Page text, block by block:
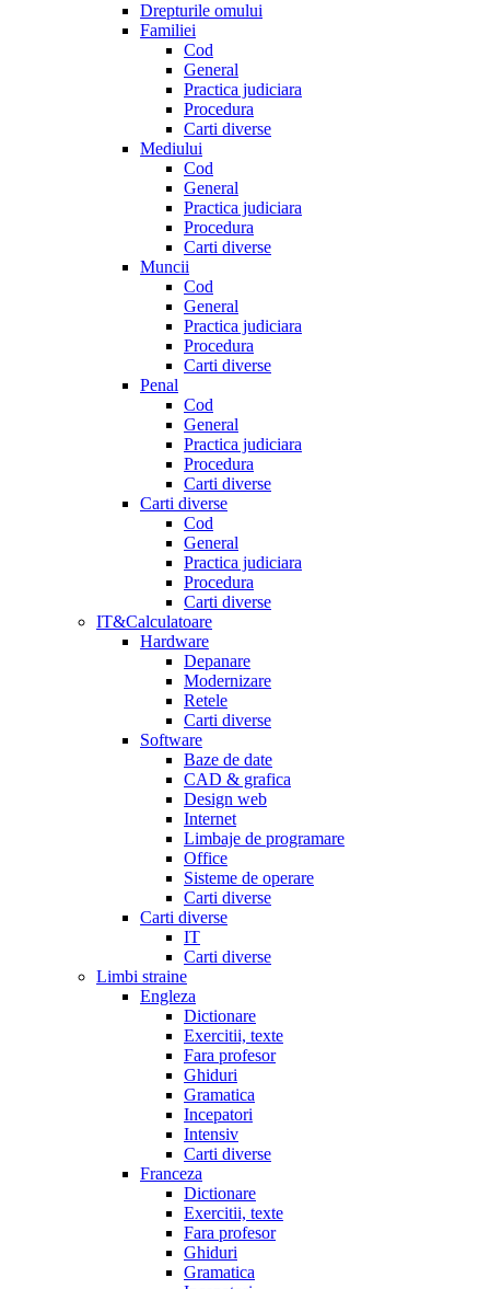
Drepturile omului
Familiei
Cod
General
Practica judiciara
Procedura
Carti diverse
Mediului
Cod
General
Practica judiciara
Procedura
Carti diverse
Muncii
Cod
General
Practica judiciara
Procedura
Carti diverse
Penal
Cod
General
Practica judiciara
Procedura
Carti diverse
Carti diverse
Cod
General
Practica judiciara
Procedura
Carti diverse
IT&Calculatoare
Hardware
Depanare
Modernizare
Retele
Carti diverse
Software
Baze de date
CAD & grafica
Design web
Internet
Limbaje de programare
Office
Sisteme de operare
Carti diverse
Carti diverse
IT
Carti diverse
Limbi straine
Engleza
Dictionare
Exercitii, texte
Fara profesor
Ghiduri
Gramatica
Incepatori
Intensiv
Carti diverse
Franceza
Dictionare
Exercitii, texte
Fara profesor
Ghiduri
Gramatica